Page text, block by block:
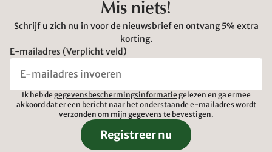
Mis niets!
Schrijf u zich nu in voor de nieuwsbrief en ontvang 5% extra
korting.
E-mailadres (Verplicht veld)
Ik heb de gegevensbeschermingsinformatie gelezen en ga ermee
akkoord dat er een bericht naar het onderstaande e-mailadres wordt
verzonden om mijn gegevens te bevestigen.
Registreer nu